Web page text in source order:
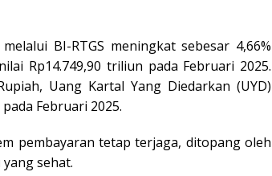
BI-RTGS meningkat sebesar 4,66%
Rp14.749,90 triliun pada Februari 2025.
Uang Kartal Yang Diedarkan (UYD)
Februari 2025.
pembayaran tetap terjaga, ditopang oleh
sehat.